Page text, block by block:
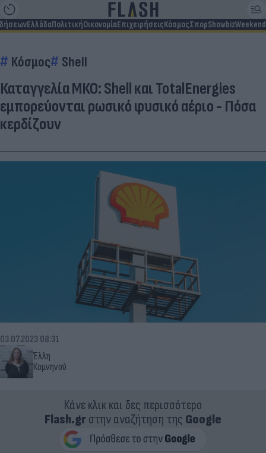
ΕλλάδαΠολιτικήΟικονομίαΕπιχειρήσειςΚόσμοςΣπορShowbizWeekend
Κόσμος Shell
Καταγγελία ΜΚΟ: Shell και TotalEnergies
εμπορεύονται ρωσικό φυσικό αέριο - Πόσα
κερδίζουν
Έλλη
Κομνηνού
03.07.2023 08:31
Κάνε κλικ και δες περισσότερο
Flash.grστην αναζήτηση της Google